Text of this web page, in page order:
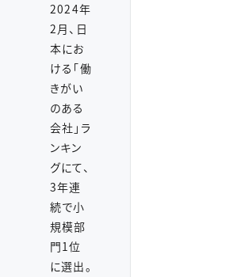
2024年
2月、日
本にお
ける「働
きがい
のある
会社」ラ
ンキン
グにて、
3年連
続で小
規模部
門1位
に選出。